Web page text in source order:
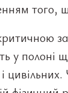
у полоні
і